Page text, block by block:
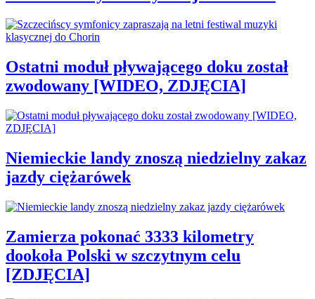
Ostatni moduł pływającego doku został
zwodowany [WIDEO, ZDJĘCIA]
Niemieckie landy znoszą niedzielny zakaz
jazdy ciężarówek
Zamierza pokonać 3333 kilometry
dookoła Polski w szczytnym celu
[ZDJĘCIA]